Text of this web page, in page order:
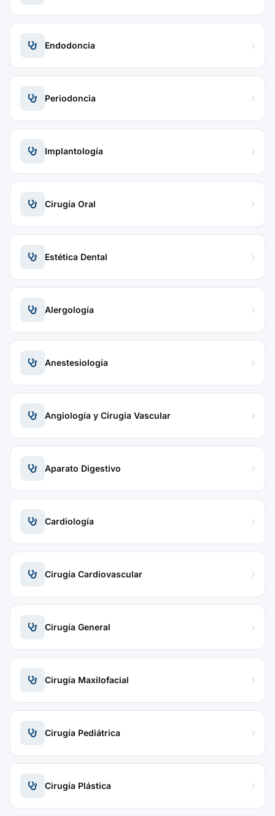
Endodoncia
Periodoncia
Implantología
Cirugía Oral
Estética Dental
Alergología
Anestesiología
Angiología y Cirugía Vascular
Aparato Digestivo
Cardiología
Cirugía Cardiovascular
Cirugía General
Cirugía Maxilofacial
Cirugía Pediátrica
Cirugía Plástica